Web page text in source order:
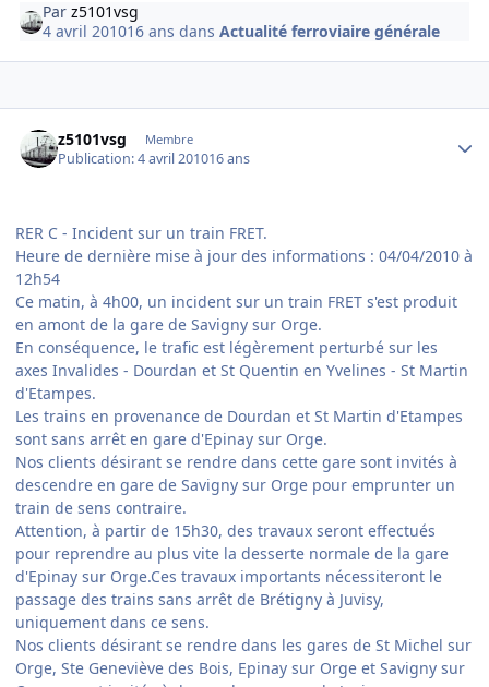
Parz5101vsg
4 avril 201016 ans dansActualité ferroviaire générale
z5101vsg Membre
Publication:4 avril 201016 ans
RER C - Incident sur un train FRET.
Heure de dernière mise à jour des informations : 04/04/2010 à
12h54
Ce matin, à 4h00, un incident sur un train FRET s'est produit
en amont de la gare de Savigny sur Orge.
En conséquence, le trafic est légèrement perturbé sur les
axes Invalides - Dourdan et St Quentin en Yvelines - St Martin
d'Etampes.
Les trains en provenance de Dourdan et St Martin d'Etampes
sont sans arrêt en gare d'Epinay sur Orge.
Nos clients désirant se rendre dans cette gare sont invités à
descendre en gare de Savigny sur Orge pour emprunter un
train de sens contraire.
Attention, à partir de 15h30, des travaux seront effectués
pour reprendre au plus vite la desserte normale de la gare
d'Epinay sur Orge.Ces travaux importants nécessiteront le
passage des trains sans arrêt de Brétigny à Juvisy,
uniquement dans ce sens.
Nos clients désirant se rendre dans les gares de St Michel sur
Orge, Ste Geneviève des Bois, Epinay sur Orge et Savigny sur